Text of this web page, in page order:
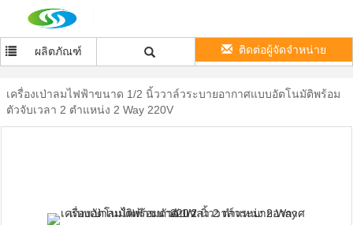
ผลิตภัณฑ์ ติดต่อผู้จัดจำหน่าย
เครื่องเป่าลมไฟฟ้าขนาด 1/2 นิ้ววาล์วระบายอากาศแบบอัตโนมัติพร้อม
ตัวจับเวลา 2 ตำแหน่ง 2 Way 220V